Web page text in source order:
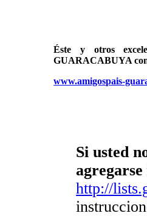
Éste y otros
GUARACABUYA
www.amigospais-
Si usted
http://